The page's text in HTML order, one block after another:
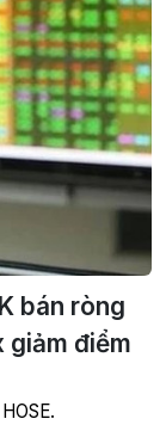
bán ròng
điểm